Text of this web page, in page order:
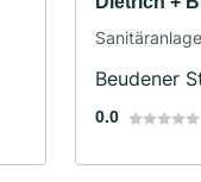
Beudener
0.0